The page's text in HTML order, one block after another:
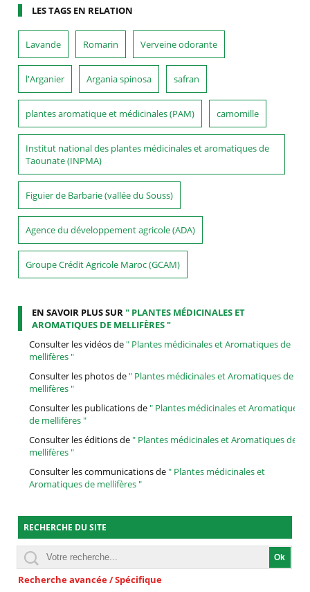
LES TAGS EN RELATION
Lavande Romarin Verveine odorante
l'Arganier Argania spinosa safran
plantes aromatique et médicinales (PAM) camomille
Institut national des plantes médicinales et aromatiques de
Taounate (INPMA)
Figuier de Barbarie (vallée du Souss)
Agence du développement agricole (ADA)
Groupe Crédit Agricole Maroc (GCAM)
EN SAVOIR PLUS SUR" PLANTES MÉDICINALES ET
AROMATIQUES DE MELLIFÈRES "
Consulter les vidéos de" Plantes médicinales et Aromatiques de
mellifères "
Consulter les photos de" Plantes médicinales et Aromatiques de
mellifères "
Consulter les publications de" Plantes médicinales et Aromatiques
de mellifères "
Consulter les éditions de" Plantes médicinales et Aromatiques de
mellifères "
Consulter les communications de" Plantes médicinales et
Aromatiques de mellifères "
RECHERCHE DU SITE
Recherche avancée / Spécifique